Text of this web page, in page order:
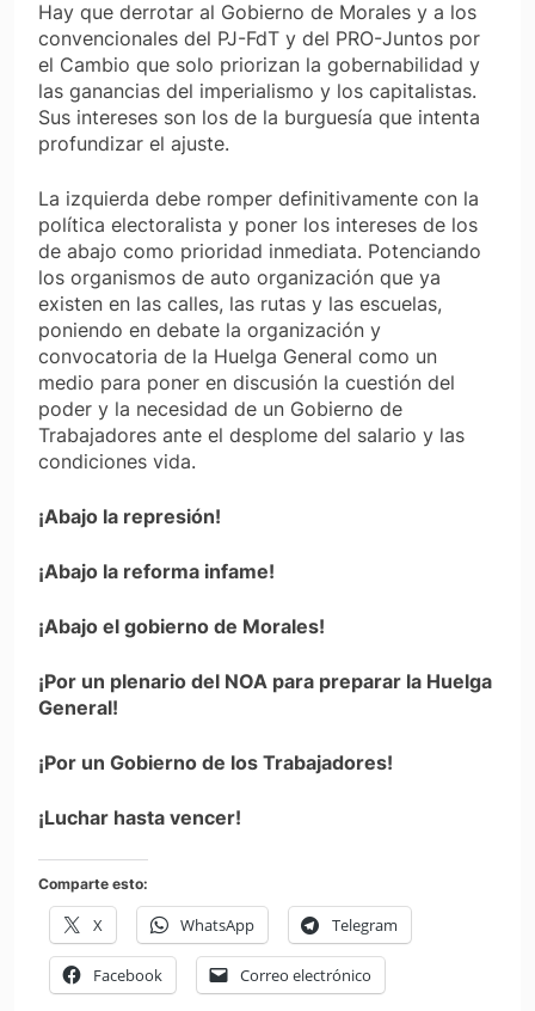
Hay que derrotar al Gobierno de Morales y a los
convencionales del PJ-FdT y del PRO-Juntos por
el Cambio que solo priorizan la gobernabilidad y
las ganancias del imperialismo y los capitalistas.
Sus intereses son los de la burguesía que intenta
profundizar el ajuste.
La izquierda debe romper definitivamente con la
política electoralista y poner los intereses de los
de abajo como prioridad inmediata. Potenciando
los organismos de auto organización que ya
existen en las calles, las rutas y las escuelas,
poniendo en debate la organización y
convocatoria de la Huelga General como un
medio para poner en discusión la cuestión del
poder y la necesidad de un Gobierno de
Trabajadores ante el desplome del salario y las
condiciones vida.
¡Abajo la represión!
¡Abajo la reforma infame!
¡Abajo el gobierno de Morales!
¡Por un plenario del NOA para preparar la Huelga
General!
¡Por un Gobierno de los Trabajadores!
¡Luchar hasta vencer!
Comparte esto:
X WhatsApp Telegram
Facebook Correo electrónico